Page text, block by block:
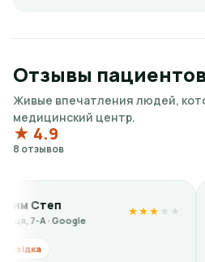
Отзывы
Живые впечатления людей,
медицинский центр.
★ 4.9
8 отзывов
OS
Медична